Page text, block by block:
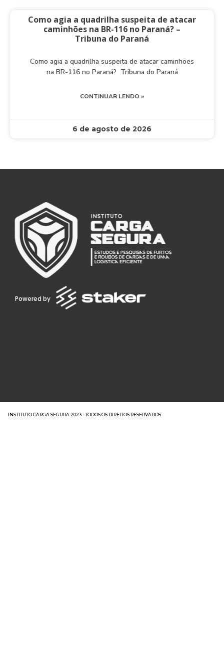
Como agia a quadrilha suspeita de atacar
caminhões na BR-116 no Paraná? –
Tribuna do Paraná
Como agia a quadrilha suspeita de atacar caminhões
na BR-116 no Paraná? Tribuna do Paraná
CONTINUAR LENDO »
6 de agosto de 2026
Powered by
INSTITUTO CARGA SEGURA 2023 - TODOS OS DIREITOS RESERVADOS